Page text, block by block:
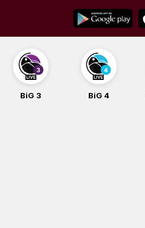
content
BiG 3 BiG 4